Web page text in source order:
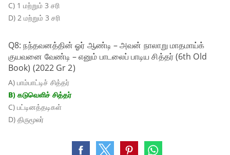
C) 1 மற்றும் 3 சரி
D) 2 மற்றும் 3 சரி
Q8: நந்தவனத்தின் ஓர் ஆண்டி – அவன் நாலாறு மாதமாய்க்
குயவனை வேண்டி – எனும் பாடலைப் பாடிய சித்தர் (6th Old
Book) (2022 Gr 2)
A) பாம்பாட்டிச் சித்தர்
B) கடுவெளிச் சித்தர்
C) பட்டினத்தடிகள்
D) திருமூலர்